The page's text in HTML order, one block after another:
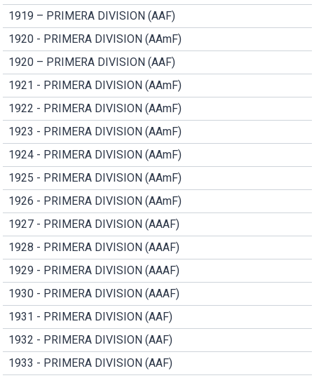
1919 – PRIMERA DIVISION (AAF)
1920 - PRIMERA DIVISION (AAmF)
1920 – PRIMERA DIVISION (AAF)
1921 - PRIMERA DIVISION (AAmF)
1922 - PRIMERA DIVISION (AAmF)
1923 - PRIMERA DIVISION (AAmF)
1924 - PRIMERA DIVISION (AAmF)
1925 - PRIMERA DIVISION (AAmF)
1926 - PRIMERA DIVISION (AAmF)
1927 - PRIMERA DIVISION (AAAF)
1928 - PRIMERA DIVISION (AAAF)
1929 - PRIMERA DIVISION (AAAF)
1930 - PRIMERA DIVISION (AAAF)
1931 - PRIMERA DIVISION (AAF)
1932 - PRIMERA DIVISION (AAF)
1933 - PRIMERA DIVISION (AAF)